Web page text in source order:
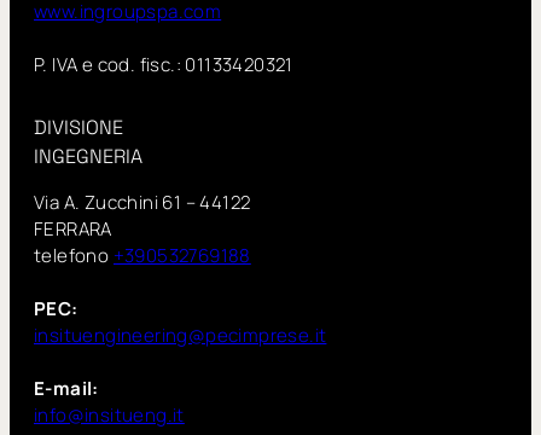
www.ingroupspa.com
P. IVA e cod. fisc.: 01133420321
DIVISIONE
INGEGNERIA
Via A. Zucchini 61 – 44122
FERRARA
telefono +390532769188
PEC:
insituengineering@pecimprese.it
E-mail:
info@insitueng.it